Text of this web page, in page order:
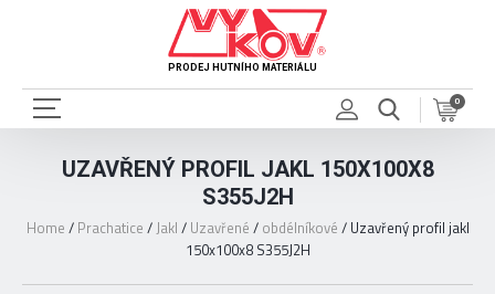
PRODEJ HUTNÍHO MATERIÁLU
0
UZAVŘENÝ PROFIL JAKL 150X100X8
S355J2H
Home / Prachatice /Jakl / Uzavřené / obdélníkové / Uzavřený profil jakl
150x100x8 S355J2H